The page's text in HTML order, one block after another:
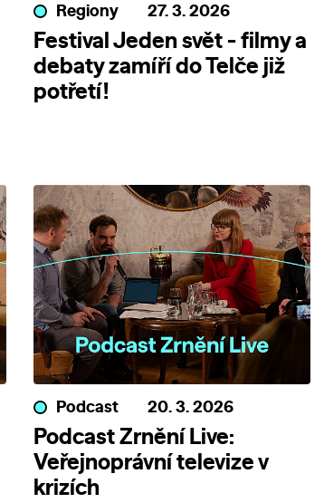
Regiony 27. 3. 2026
Festival Jeden svět - filmy a
debaty zamíří do Telče již
potřetí!
Podcast 20. 3. 2026
Podcast Zrnění Live:
Veřejnoprávní televize v
krizích